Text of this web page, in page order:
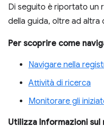
Di seguito è riportato un
della guida, oltre ad altra
Per scoprire come
Navigare nella
Attività di ricerca
Monitorare gli
Utilizza Informazioni